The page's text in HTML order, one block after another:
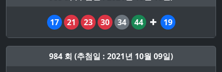
17 21 23 30 34 44 19
984 회 (추첨일 : 2021년 10월 09일)